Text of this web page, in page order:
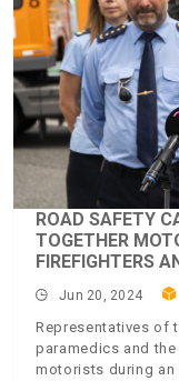
ROAD SAFETY
TOGETHER
FIREFIGHTERS
Jun 20, 2024
Representatives of
paramedics and
motorists during an